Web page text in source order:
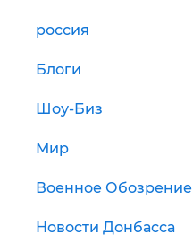
россия
Блоги
Шоу-Биз
Мир
Военное Обозрение
Новости Донбасса